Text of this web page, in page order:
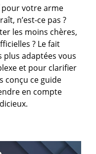
pour votre arme
n’est-ce pas ?
les moins chères,
? Le fait
plus adaptées vous
et pour clarifier
conçu ce guide
en compte